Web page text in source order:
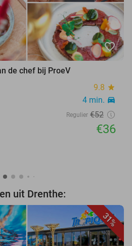
favorite_border
de chef bij ProeV
9.8 star
4 min. directions_car
Regulier €52
€36
uit Drenthe:
31%